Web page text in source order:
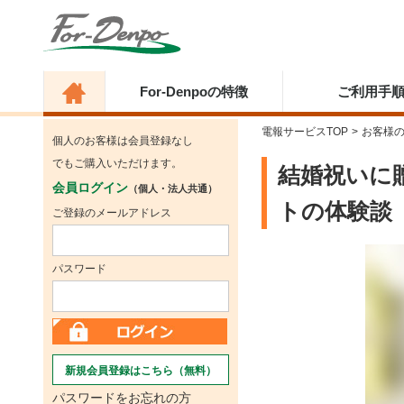
For-Denpoの特徴 ご利用手順
個人のお客様は会員登録なし
でもご購入いただけます。
会員ログイン （個人・法人共通）
ご登録のメールアドレス
パスワード
新規会員登録はこちら（無料）
パスワードをお忘れの方
電報サービスTOP > お客様
結婚祝いに
トの体験談